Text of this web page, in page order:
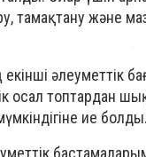
тамақтану және
әлеуметтік
осал топтардан
ие болды.